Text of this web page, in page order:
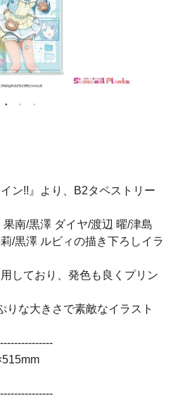
ン!!』より、B2タペストリー
南/黒澤 ダイヤ/渡辺 曜/津島
/黒澤 ルビィの描き下ろしイラ
しており、発色も良くプリン
りな大きさで素敵なイラスト